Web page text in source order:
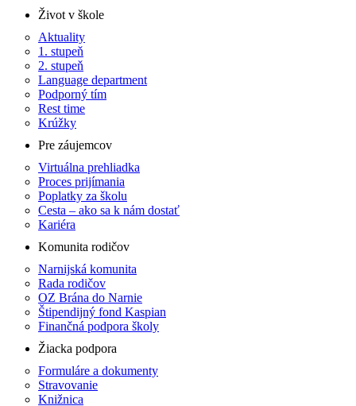
Život v škole
Aktuality
1. stupeň
2. stupeň
Language department
Podporný tím
Rest time
Krúžky
Pre záujemcov
Virtuálna prehliadka
Proces prijímania
Poplatky za školu
Cesta – ako sa k nám dostať
Kariéra
Komunita rodičov
Narnijská komunita
Rada rodičov
OZ Brána do Narnie
Štipendijný fond Kaspian
Finančná podpora školy
Žiacka podpora
Formuláre a dokumenty
Stravovanie
Knižnica